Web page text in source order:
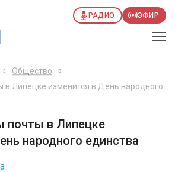
РАДИО ЭФИР
Общество
в Липецке изменится в День народного
почты в Липецке
народного единства